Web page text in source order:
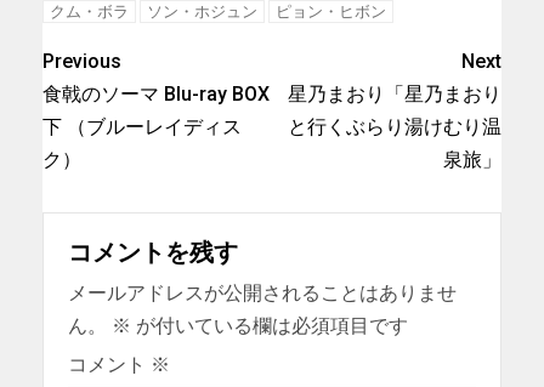
クム・ボラ
ソン・ホジュン ピョン・ヒボン
Previous
食戟のソーマ Blu-ray BOX
下 （ブルーレイディス
ク）
Next
星乃まおり「星乃まおり
と行くぶらり湯けむり温
泉旅」
コメントを残す
メールアドレスが公開されることはありませ
ん。
※ が付いている欄は必須項目です
コメント ※